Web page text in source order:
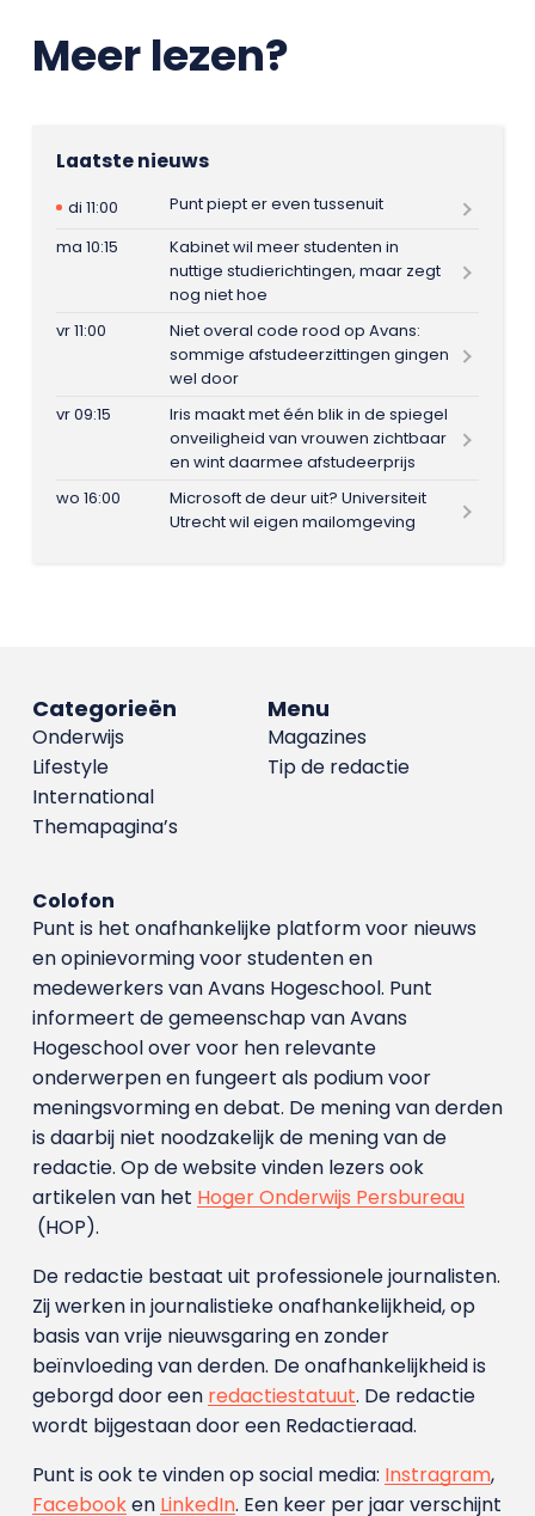
Meer lezen?
Laatste nieuws
di 11:00
Punt piept er even tussenuit
ma 10:15
Kabinet wil meer studenten in
nuttige studierichtingen, maar zegt
nog niet hoe
vr 11:00
Niet overal code rood op Avans:
sommige afstudeerzittingen gingen
wel door
vr 09:15
Iris maakt met één blik in de spiegel
onveiligheid van vrouwen zichtbaar
en wint daarmee afstudeerprijs
wo 16:00
Microsoft de deur uit? Universiteit
Utrecht wil eigen mailomgeving
Menu
Magazines
Tip de redactie
Categorieën
Onderwijs
Lifestyle
International
Themapagina’s
Colofon
Punt is het onafhankelijke platform voor nieuws
en opinievorming voor studenten en
medewerkers van Avans Hoge­school. Punt
informeert de gemeenschap van Avans
Hogeschool over voor hen relevante
onderwerpen en fungeert als podium voor
meningsvorming en debat. De mening van derden
is daarbij niet noodzakelijk de mening van de
redactie. Op de website vinden lezers ook
artikelen van het Hoger Onderwijs Persbureau
(HOP).
De redactie bestaat uit professionele journalisten.
Zij werken in journalistieke onafhankelijkheid, op
basis van vrije nieuwsgaring en zonder
beïnvloeding van derden. De onafhankelijkheid is
geborgd door een redactiestatuut. De redactie
wordt bijgestaan door een Redactieraad.
Punt is ook te vinden op social media: Instragram,
Facebooken LinkedIn. Een keer per jaar verschijnt